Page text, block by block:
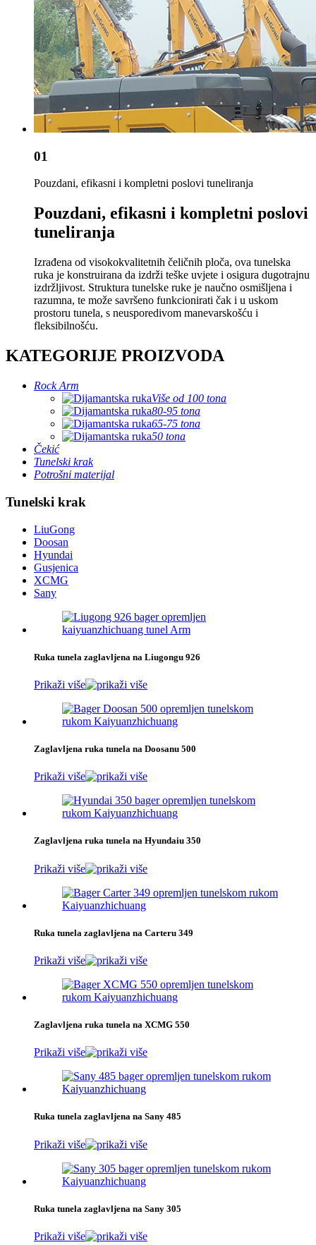
01
Pouzdani, efikasni i kompletni poslovi tuneliranja
Pouzdani, efikasni i kompletni poslovi
tuneliranja
Izrađena od visokokvalitetnih čeličnih ploča, ova tunelska
ruka je konstruirana da izdrži teške uvjete i osigura dugotrajnu
izdržljivost. Struktura tunelske ruke je naučno osmišljena i
razumna, te može savršeno funkcionirati čak i u uskom
prostoru tunela, s neusporedivom manevarskošću i
fleksibilnošću.
KATEGORIJE PROIZVODA
Rock Arm
Više od 100 tona
80-95 tona
65-75 tona
50 tona
Čekić
Tunelski krak
Potrošni materijal
Tunelski krak
LiuGong
Doosan
Hyundai
Gusjenica
XCMG
Sany
Ruka tunela zaglavljena na Liugongu 926
Prikaži više
Zaglavljena ruka tunela na Doosanu 500
Prikaži više
Zaglavljena ruka tunela na Hyundaiu 350
Prikaži više
Ruka tunela zaglavljena na Carteru 349
Prikaži više
Zaglavljena ruka tunela na XCMG 550
Prikaži više
Ruka tunela zaglavljena na Sany 485
Prikaži više
Ruka tunela zaglavljena na Sany 305
Prikaži više